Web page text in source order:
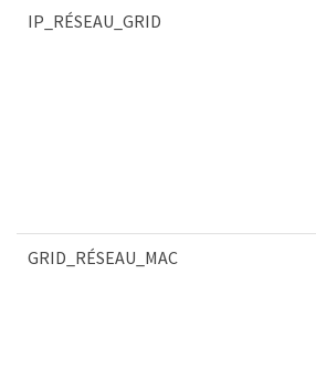
IP_RÉSEAU_GRID
GRID_RÉSEAU_MAC